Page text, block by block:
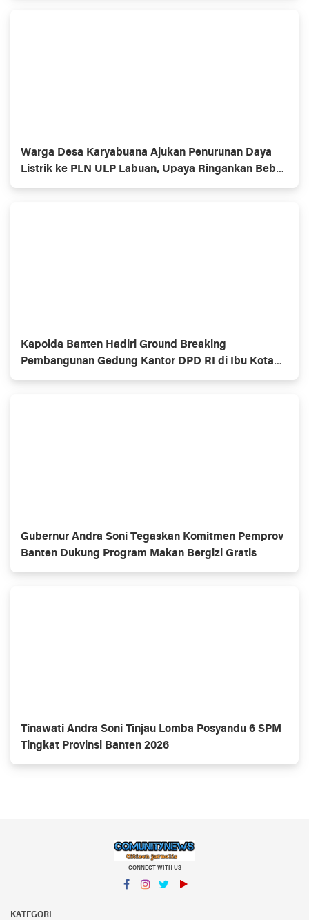
Warga Desa Karyabuana Ajukan Penurunan Daya
Listrik ke PLN ULP Labuan, Upaya Ringankan Beban
Masyarakat Kurang Mampu
Kapolda Banten Hadiri Ground Breaking
Pembangunan Gedung Kantor DPD RI di Ibu Kota
Provinsi Banten
Gubernur Andra Soni Tegaskan Komitmen Pemprov
Banten Dukung Program Makan Bergizi Gratis
Tinawati Andra Soni Tinjau Lomba Posyandu 6 SPM
Tingkat Provinsi Banten 2026
CONNECT WITH US
KATEGORI